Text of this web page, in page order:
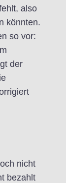
also
könnten.
so vor:
der
nicht
bezahlt